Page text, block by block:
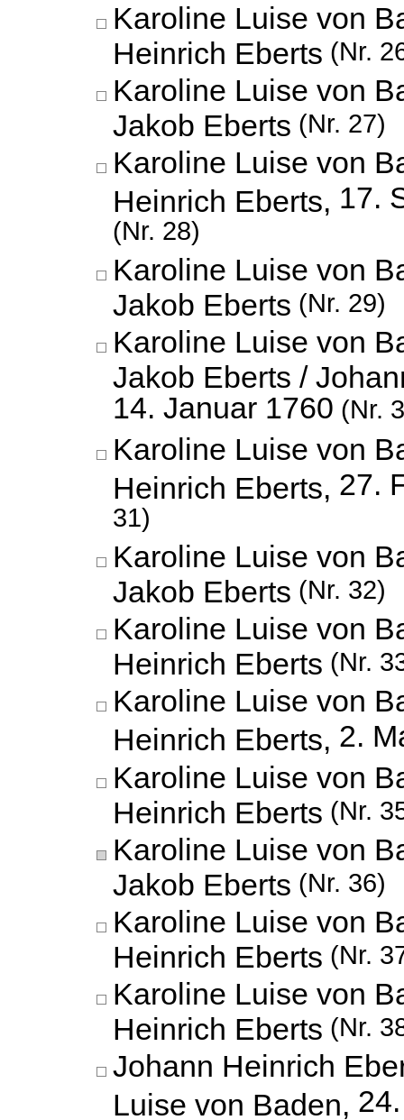
Karoline Luise von
Heinrich Eberts (Nr.
Karoline Luise von
Jakob Eberts (Nr. 27)
Karoline Luise von
Heinrich Eberts, 17.
(Nr. 28)
Karoline Luise von
Jakob Eberts (Nr. 29)
Karoline Luise von
Jakob Eberts /
14. Januar 1760 (Nr.
Karoline Luise von
Heinrich Eberts, 27.
31)
Karoline Luise von
Jakob Eberts (Nr. 32)
Karoline Luise von
Heinrich Eberts (Nr.
Karoline Luise von
Heinrich Eberts, 2.
Karoline Luise von
Heinrich Eberts (Nr.
Karoline Luise von
Jakob Eberts (Nr. 36)
Karoline Luise von
Heinrich Eberts (Nr.
Karoline Luise von
Heinrich Eberts (Nr.
Johann Heinrich
Luise von Baden,